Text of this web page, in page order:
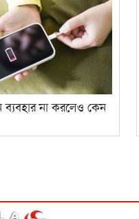
ব্যবহার না করলেও কেন